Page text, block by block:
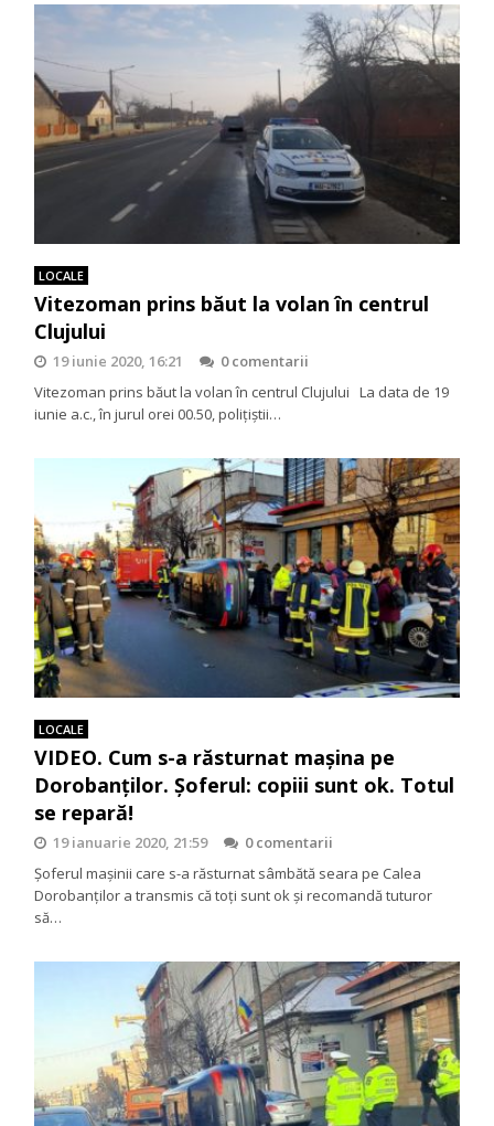
LOCALE
Vitezoman prins băut la volan în centrul
Clujului
19 iunie 2020, 16:21
0 comentarii
Vitezoman prins băut la volan în centrul Clujului La data de 19
iunie a.c., în jurul orei 00.50, poliţiştii…
LOCALE
VIDEO. Cum s-a răsturnat maşina pe
Dorobanţilor. Şoferul: copiii sunt ok. Totul
se repară!
19 ianuarie 2020, 21:59
0 comentarii
Şoferul maşinii care s-a răsturnat sâmbătă seara pe Calea
Dorobanţilor a transmis că toţi sunt ok şi recomandă tuturor
să…